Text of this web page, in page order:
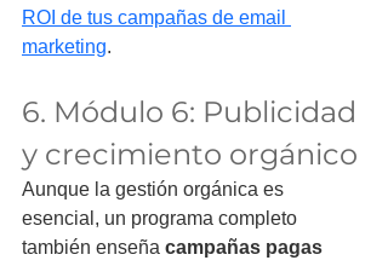
ROI de tus campañas de email
marketing.
6. Módulo 6: Publicidad
y crecimiento orgánico
Aunque la gestión orgánica es
esencial, un programa completo
también enseña campañas pagas